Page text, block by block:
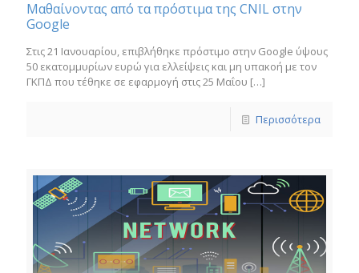
Μαθαίνοντας από τα πρόστιμα της CNIL στην
Google
Στις 21 Ιανουαρίου, επιβλήθηκε πρόστιμο στην Google ύψους
50 εκατομμυρίων ευρώ για ελλείψεις και μη υπακοή με τον
ΓΚΠΔ που τέθηκε σε εφαρμογή στις 25 Μαΐου […]
Περισσότερα